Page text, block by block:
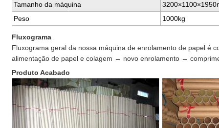
Tamanho da máquina
Peso
1000kg
Fluxograma
Fluxograma geral da nossa máquina de enrolamento de papel é
alimentação de papel e colagem → novo enrolamento →
Produto Acabado